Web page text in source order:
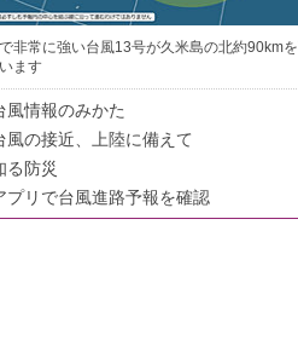
非常に強い台風13号が久米島の北約90km
ます
風情報のみかた
風の接近、上陸に備えて
る防災
プリで台風進路予報を確認